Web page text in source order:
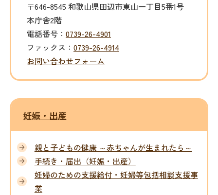
〒646-8545 和歌山県田辺市東山一丁目5番1号
本庁舎2階
電話番号： 0739-26-4901
ファックス： 0739-26-4914
お問い合わせフォーム
妊娠・出産
親と子どもの健康 ～赤ちゃんが生まれたら～
手続き・届出（妊娠・出産）
妊婦のための支援給付・妊婦等包括相談支援事
業